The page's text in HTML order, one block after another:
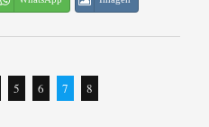
5 6 7 8